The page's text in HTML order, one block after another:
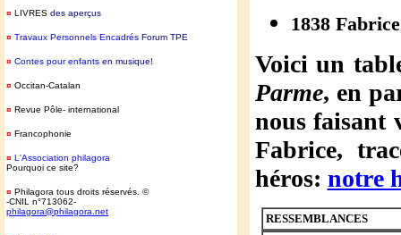
¤ LIVRES des aperçus
¤ Travaux Personnels Encadrés Forum TPE
¤ Contes pour enfants en musique!
¤ Occitan-Catalan
¤ Revue Pôle- international
¤ Francophonie
¤ L'Association philagora
Pourquoi ce site?
¤ Philagora tous droits réservés. ©
-CNIL n°713062-
philagora@philagora.net
1838
Voici un
Parme, en
nous faisant
Fabrice,
héros: notre
RESSEMBLANCES